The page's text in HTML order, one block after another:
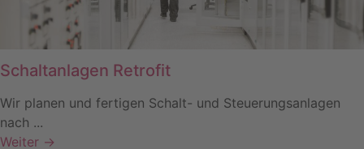
Schaltanlagen Retrofit
Wir planen und fertigen Schalt- und Steuerungsanlagen
nach ...
Weiter →